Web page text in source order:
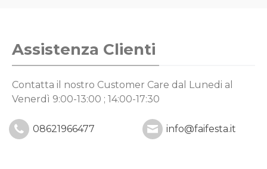
Assistenza Clienti
Contatta il nostro Customer Care dal Lunedi al
Venerdì 9:00-13:00 ; 14:00-17:30
08621966477 info@faifesta.it